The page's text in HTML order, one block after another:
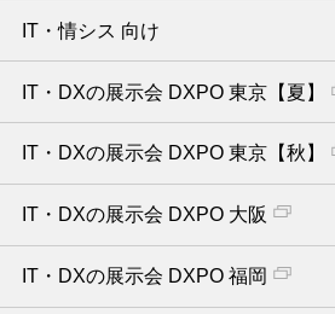
IT・情シス 向け
IT・DXの展示会 DXPO 東京【夏】
IT・DXの展示会 DXPO 東京【秋】
IT・DXの展示会 DXPO 大阪
IT・DXの展示会 DXPO 福岡